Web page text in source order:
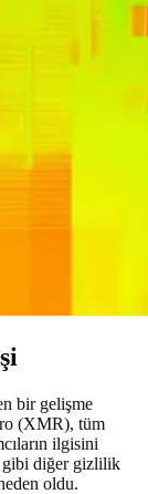
bir gelişme
(XMR), tüm
ilgisini
gibi diğer gizlilik
oldu.